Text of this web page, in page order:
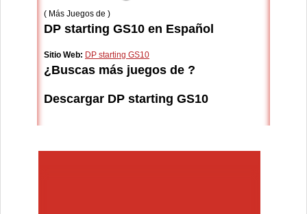
( Más Juegos de )
DP starting GS10 en Español
Sitio Web: DP starting GS10
¿Buscas más juegos de ?
Descargar DP starting GS10